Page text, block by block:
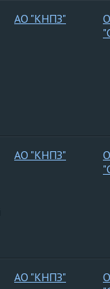
АО "КНПЗ"
АО "КНПЗ"
АО "КНПЗ"